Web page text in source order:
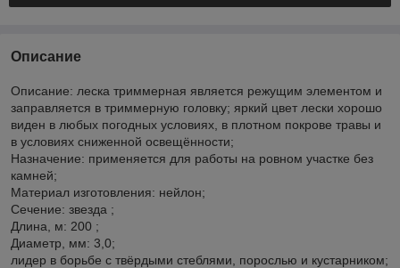
Описание
Описание: леска триммерная является режущим элементом и
заправляется в триммерную головку; яркий цвет лески хорошо
виден в любых погодных условиях, в плотном покрове травы и
в условиях сниженной освещённости;
Назначение: применяется для работы на ровном участке без
камней;
Материал изготовления: нейлон;
Сечение: звезда ;
Длина, м: 200 ;
Диаметр, мм: 3,0;
лидер в борьбе с твёрдыми стеблями, порослью и кустарником;